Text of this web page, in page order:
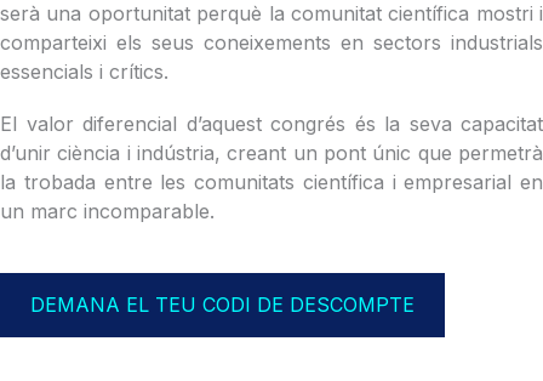
serà una oportunitat perquè la comunitat científica mostri i
comparteixi els seus coneixements en sectors industrials
essencials i crítics.
El valor diferencial d’aquest congrés és la seva capacitat
d’unir ciència i indústria, creant un pont únic que permetrà
la trobada entre les comunitats científica i empresarial en
un marc incomparable.
DEMANA EL TEU CODI DE DESCOMPTE